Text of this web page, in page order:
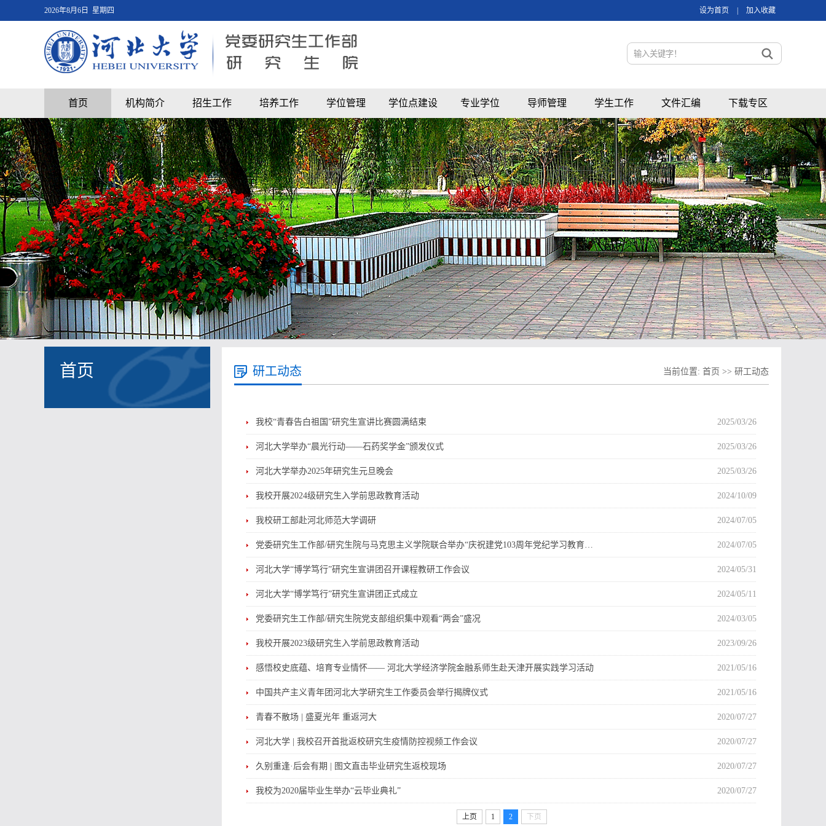
2026年8月6日 星期四 设为首页 加入收藏
首页 机构简介 招生工作 培养工作 学位管理 学位点建设 专业学位 导师管理 学生工作 文件汇编 下载专区
首页 研工动态 当前位置: 首页 >> 研工动态
我校“青春告白祖国”研究生宣讲比赛圆满结束 2025/03/26
河北大学举办“晨光行动——石药奖学金”颁发仪式 2025/03/26
河北大学举办2025年研究生元旦晚会 2025/03/26
我校开展2024级研究生入学前思政教育活动 2024/10/09
我校研工部赴河北师范大学调研 2024/07/05
党委研究生工作部/研究生院与马克思主义学院联合举办“庆祝建党103周年党纪学习教育… 2024/07/05
河北大学“博学笃行”研究生宣讲团召开课程教研工作会议 2024/05/31
河北大学“博学笃行”研究生宣讲团正式成立 2024/05/11
党委研究生工作部/研究生院党支部组织集中观看“两会”盛况 2024/03/05
我校开展2023级研究生入学前思政教育活动 2023/09/26
感悟校史底蕴、培育专业情怀—— 河北大学经济学院金融系师生赴天津开展实践学习活动 2021/05/16
中国共产主义青年团河北大学研究生工作委员会举行揭牌仪式 2021/05/16
青春不散场 | 盛夏光年 重返河大 2020/07/27
河北大学 | 我校召开首批返校研究生疫情防控视频工作会议 2020/07/27
久别重逢·后会有期 | 图文直击毕业研究生返校现场 2020/07/27
我校为2020届毕业生举办“云毕业典礼” 2020/07/27
上页 1 2 下页